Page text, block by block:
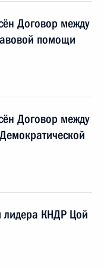
Договор между
помощи
Договор между
лидера КНДР Цой